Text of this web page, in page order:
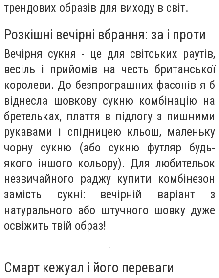
трендових образів для виходу в світ.
Розкішні вечірні вбрання: за і проти
Вечірня сукня - це для світських раутів,
весіль і прийомів на честь британської
королеви. До безпрограшних фасонів я б
віднесла шовкову сукню комбінацію на
бретельках, плаття в підлогу з пишними
рукавами і спідницею кльош, маленьку
чорну сукню (або сукню футляр будь-
якого іншого кольору). Для любительок
незвичайного раджу купити комбінезон
замість сукні: вечірній варіант з
натурального або штучного шовку дуже
освіжить твій образ!
Смарт кежуал і його переваги